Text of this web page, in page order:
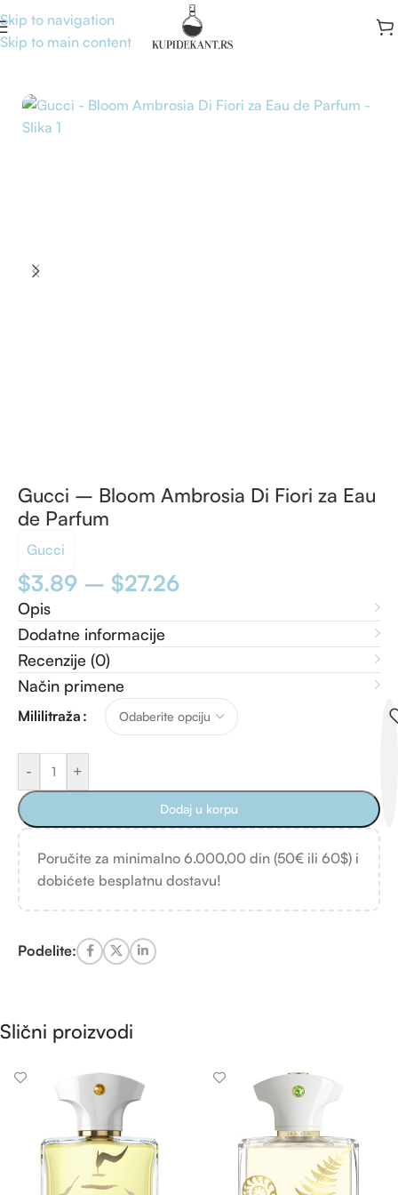
Skip to navigation
Skip to main content
Početna/Brand/Gucci
Gucci – Bloom Ambrosia Di Fiori za Eau
de Parfum
Gucci
$3.89 – $27.26
Opis
Dodatne informacije
Recenzije (0)
Način primene
Mililitraža
- +
Dodaj u korpu
Poručite za minimalno 6.000,00 din (50€ ili 60$) i
dobićete besplatnu dostavu!
Podelite:
Slični proizvodi